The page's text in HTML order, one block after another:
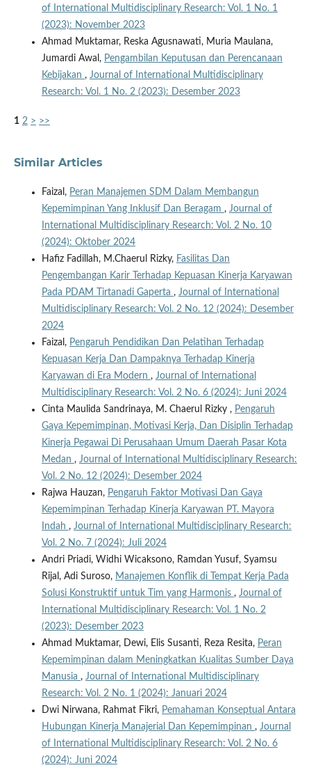
of International Multidisciplinary Research: Vol. 1 No. 1
(2023): November 2023
Ahmad Muktamar, Reska Agusnawati, Muria Maulana,
Jumardi Awal, Pengambilan Keputusan dan Perencanaan
Kebijakan , Journal of International Multidisciplinary
Research: Vol. 1 No. 2 (2023): Desember 2023
1 2 > >>
Similar Articles
Faizal, Peran Manajemen SDM Dalam Membangun
Kepemimpinan Yang Inklusif Dan Beragam , Journal of
International Multidisciplinary Research: Vol. 2 No. 10
(2024): Oktober 2024
Hafiz Fadillah, M.Chaerul Rizky, Fasilitas Dan
Pengembangan Karir Terhadap Kepuasan Kinerja Karyawan
Pada PDAM Tirtanadi Gaperta , Journal of International
Multidisciplinary Research: Vol. 2 No. 12 (2024): Desember
2024
Faizal, Pengaruh Pendidikan Dan Pelatihan Terhadap
Kepuasan Kerja Dan Dampaknya Terhadap Kinerja
Karyawan di Era Modern , Journal of International
Multidisciplinary Research: Vol. 2 No. 6 (2024): Juni 2024
Cinta Maulida Sandrinaya, M. Chaerul Rizky , Pengaruh
Gaya Kepemimpinan, Motivasi Kerja, Dan Disiplin Terhadap
Kinerja Pegawai Di Perusahaan Umum Daerah Pasar Kota
Medan , Journal of International Multidisciplinary Research:
Vol. 2 No. 12 (2024): Desember 2024
Rajwa Hauzan, Pengaruh Faktor Motivasi Dan Gaya
Kepemimpinan Terhadap Kinerja Karyawan PT. Mayora
Indah , Journal of International Multidisciplinary Research:
Vol. 2 No. 7 (2024): Juli 2024
Andri Priadi, Widhi Wicaksono, Ramdan Yusuf, Syamsu
Rijal, Adi Suroso, Manajemen Konflik di Tempat Kerja Pada
Solusi Konstruktif untuk Tim yang Harmonis , Journal of
International Multidisciplinary Research: Vol. 1 No. 2
(2023): Desember 2023
Ahmad Muktamar, Dewi, Elis Susanti, Reza Resita, Peran
Kepemimpinan dalam Meningkatkan Kualitas Sumber Daya
Manusia , Journal of International Multidisciplinary
Research: Vol. 2 No. 1 (2024): Januari 2024
Dwi Nirwana, Rahmat Fikri, Pemahaman Konseptual Antara
Hubungan Kinerja Manajerial Dan Kepemimpinan , Journal
of International Multidisciplinary Research: Vol. 2 No. 6
(2024): Juni 2024